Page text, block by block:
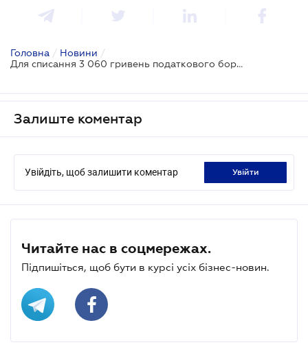
Головна / Новини /
Для списання 3 060 гривень податкового боргу заяву подавати не потрібно - ДПС
Залиште коментар
Увійдіть, щоб залишити коментар увійти
Читайте нас в соцмережах.
Підпишіться, щоб бути в курсі усіх бізнес-новин.